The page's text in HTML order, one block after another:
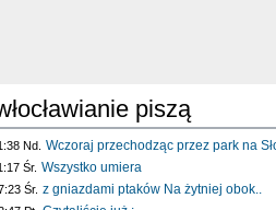
piszą
Nd. Wczoraj przechodząc przez park na
Śr. Wszystko umiera
Śr. z gniazdami ptaków Na żytniej obok..